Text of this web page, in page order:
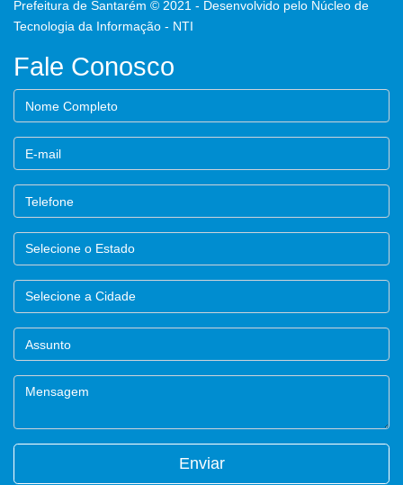
Prefeitura de Santarém © 2021 - Desenvolvido pelo Núcleo de
Tecnologia da Informação - NTI
Fale Conosco
Enviar